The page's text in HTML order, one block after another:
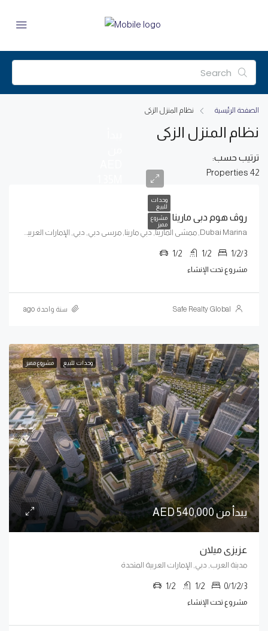
الصفحة الرئيسية نظام المنزل الزكى
نظام المنزل الزكى
42 Properties
ترتيب حسب:
وحدات
للبيع
مشروع
مميز
روڤ هوم دبي مارينا
Dubai Marina, ممشى المارينا, دبي مارينا, مرسى دبي, دبي, الإمارات العربية المتحدة
1/2/3
1/2
1/2
مشروع تحت الإنشاء
Safe Realty Global سنة واحدة ago
وحدات للبيع مشروع مميز
يبدأ من 540,000 AED
عزيزى ميلان
مدينة العرب, دبي, الإمارات العربية المتحدة
0/1/2/3
1/2
1/2
مشروع تحت الإنشاء